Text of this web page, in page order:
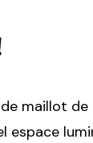
maillot
espace